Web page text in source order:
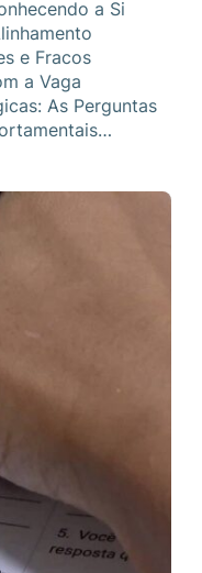
a Si
e Fracos
a Vaga
As Perguntas